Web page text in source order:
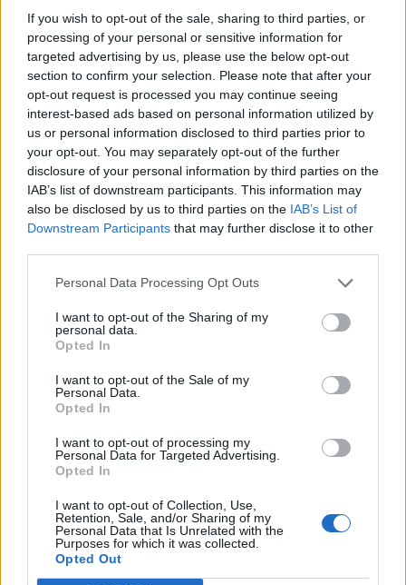
If you wish to opt-out of the sale, sharing to third parties, or
processing of your personal or sensitive information for
targeted advertising by us, please use the below opt-out
section to confirm your selection. Please note that after your
opt-out request is processed you may continue seeing
interest-based ads based on personal information utilized by
us or personal information disclosed to third parties prior to
your opt-out. You may separately opt-out of the further
disclosure of your personal information by third parties on the
IAB’s list of downstream participants. This information may
also be disclosed by us to third parties on the IAB’s List of
Downstream Participants that may further disclose it to other
Personal Data Processing Opt Outs
I want to opt-out of the Sharing of my
personal data.
Opted In
I want to opt-out of the Sale of my
Personal Data.
Opted In
I want to opt-out of processing my
Personal Data for Targeted Advertising.
Opted In
I want to opt-out of Collection, Use,
Retention, Sale, and/or Sharing of my
Personal Data that Is Unrelated with the
Purposes for which it was collected.
Opted Out
Η Chery επενδύει 75 εκατ. δολάρια στην KG Mobility
Το FIAT 500 Hybrid τώρα από
18.990 ευρώ
Ατρόμητος και Novibet
συνεχίζουν μαζί: Ανανέωση της
συνεργασίας τους μέχρι το
2028
18η συνεχόμενη χρονιά για τον ΟΤΕ στη διεθνή σειρά δεικτών
FTSE4Good
πύλες του σε όλους